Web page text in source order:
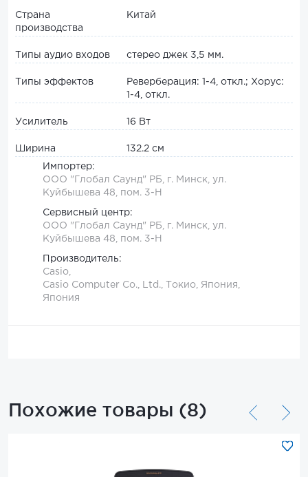
Страна
производства
Китай
Типы аудио входов стерео джек 3,5 мм.
Типы эффектов
Реверберация: 1-4, откл.; Хорус:
1-4, откл.
Усилитель 16 Вт
Ширина 132.2 см
Импортер:
ООО "Глобал Саунд" РБ, г. Минск, ул.
Куйбышева 48, пом. 3-Н
Сервисный центр:
ООО "Глобал Саунд" РБ, г. Минск, ул.
Куйбышева 48, пом. 3-Н
Производитель:
Casio,
Casio Computer Co., Ltd., Токио, Япония,
Япония
Похожие товары (8)